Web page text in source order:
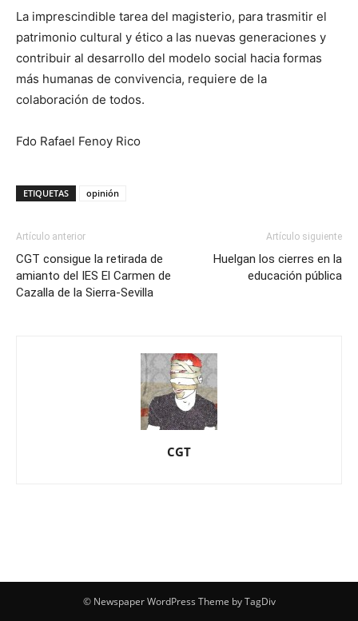
La imprescindible tarea del magisterio, para trasmitir el
patrimonio cultural y ético a las nuevas generaciones y
contribuir al desarrollo del modelo social hacia formas
más humanas de convivencia, requiere de la
colaboración de todos.
Fdo Rafael Fenoy Rico
ETIQUETAS opinión
Artículo anterior
CGT consigue la retirada de
amianto del IES El Carmen de
Cazalla de la Sierra-Sevilla
Artículo siguiente
Huelgan los cierres en la
educación pública
CGT
© Newspaper WordPress Theme by TagDiv